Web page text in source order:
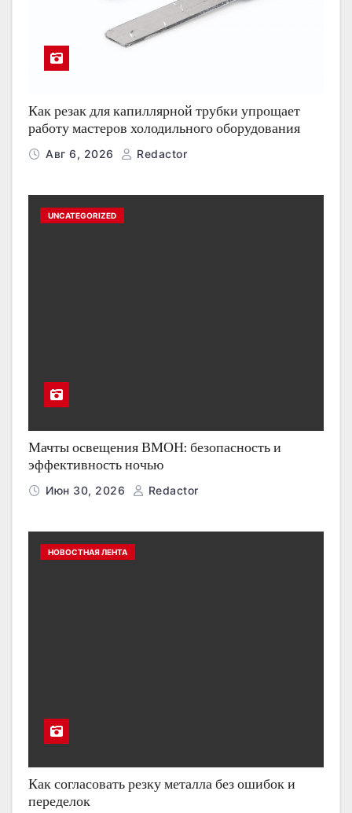
Как резак для капиллярной трубки упрощает
работу мастеров холодильного оборудования
Авг 6, 2026 Redactor
UNCATEGORIZED
Мачты освещения ВМОН: безопасность и
эффективность ночью
Июн 30, 2026 Redactor
НОВОСТНАЯ ЛЕНТА
Как согласовать резку металла без ошибок и
переделок